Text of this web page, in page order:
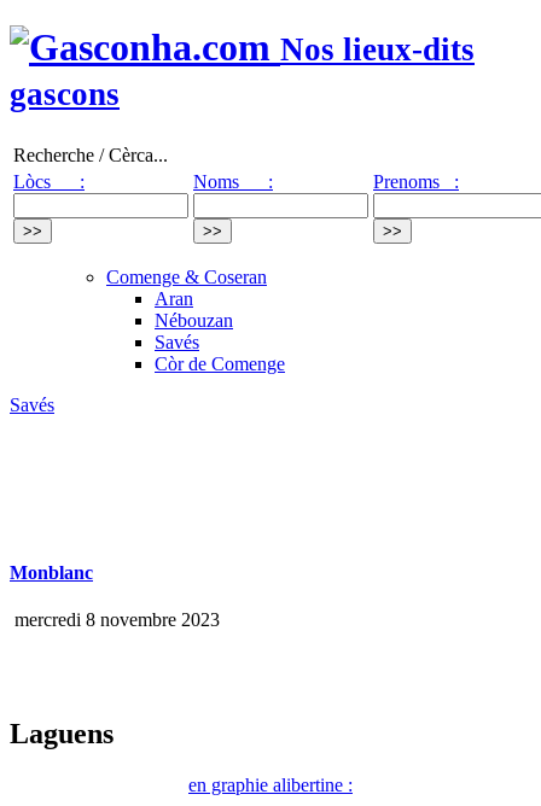
Nos lieux-dits
gascons
Recherche / Cèrca...
Lòcs :
Noms : Prenoms :
Comenge & Coseran
Aran
Nébouzan
Savés
Còr de Comenge
Savés
Monblanc
mercredi 8 novembre 2023
Laguens
en graphie alibertine :